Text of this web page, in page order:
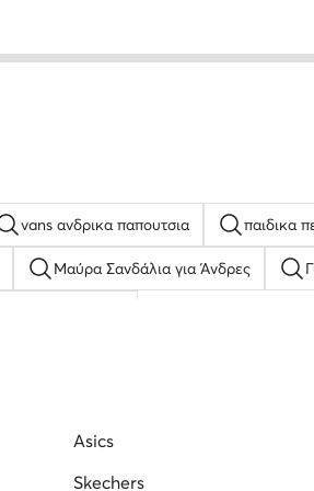
vans ανδρικα παπουτσια παιδικα
Μαύρα Σανδάλια για Άνδρες
Asics
Skechers